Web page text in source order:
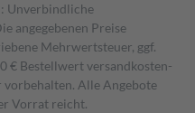
Unverbindliche
angegebenen Preise
Mehrwertsteuer, ggf.
€ Bestell­wert versand­kosten­
Alle Angebote
Vorrat reicht.